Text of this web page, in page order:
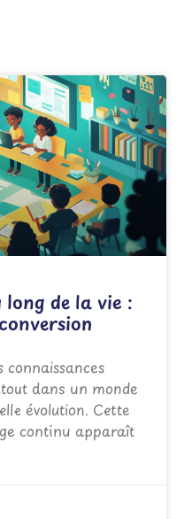
de la vie :
dans un monde
évolution. Cette
continu apparaît